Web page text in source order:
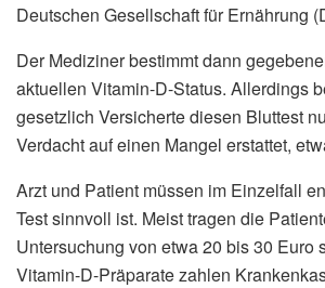
Deutschen Gesellschaft für Ernährung
Der Mediziner bestimmt dann
aktuellen Vitamin-D-Status. Allerdings
gesetzlich Versicherte diesen Bluttest
Verdacht auf einen Mangel erstattet,
Arzt und Patient müssen im Einzelfall
Test sinnvoll ist. Meist tragen die
Untersuchung von etwa 20 bis 30 Euro
Vitamin-D-Präparate zahlen